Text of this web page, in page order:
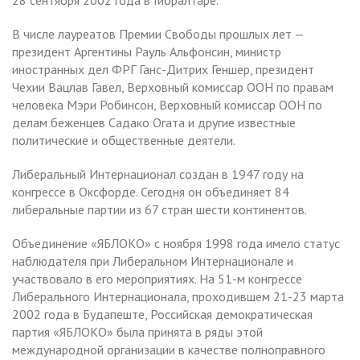
В числе лауреатов Премии Свободы прошлых лет —
президент Аргентины Рауль Альфонсин, министр
иностранных дел ФРГ Ганс-Дитрих Геншер, президент
Чехии Вацлав Гавел, Верховный комиссар ООН по правам
человека Мэри Робинсон, Верховный комиссар ООН по
делам беженцев Садако Огата и другие известные
политические и общественные деятели.
Либеральный Интернационал создан в 1947 году на
конгрессе в Оксфорде. Сегодня он объединяет 84
либеральные партии из 67 стран шести континентов.
Объединение «ЯБЛОКО» с ноября 1998 года имело статус
наблюдателя при Либеральном Интернационале и
участвовало в его мероприятиях. На 51-м конгрессе
Либерального Интернационала, проходившем 21-23 марта
2002 года в Будапеште, Российская демократическая
партия «ЯБЛОКО» была принята в ряды этой
международной организации в качестве полноправного